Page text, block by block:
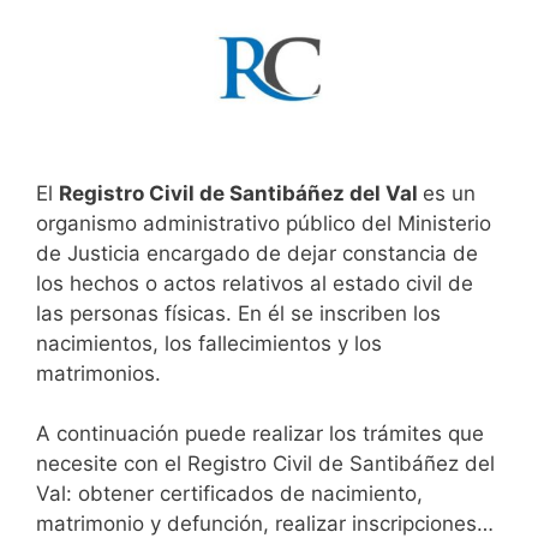
El Registro Civil de Santibáñez del Val es un
organismo administrativo público del Ministerio
de Justicia encargado de dejar constancia de
los hechos o actos relativos al estado civil de
las personas físicas. En él se inscriben los
nacimientos, los fallecimientos y los
matrimonios.
A continuación puede realizar los trámites que
necesite con el Registro Civil de Santibáñez del
Val: obtener certificados de nacimiento,
matrimonio y defunción, realizar inscripciones…